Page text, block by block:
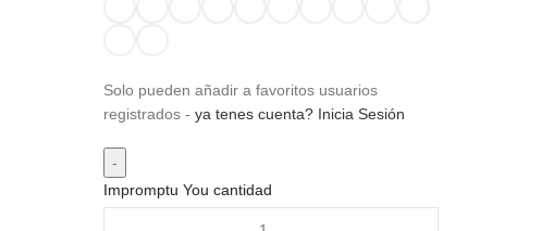
Solo pueden añadir a favoritos usuarios
registrados -ya tenes cuenta? Inicia Sesión
Impromptu You cantidad